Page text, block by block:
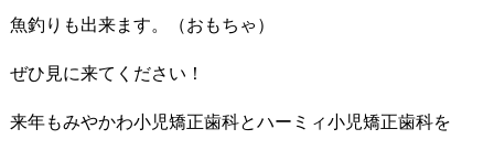
魚釣りも出来ます。（おもちゃ）
ぜひ見に来てください！
来年もみやかわ小児矯正歯科とハーミィ小児矯正歯科を